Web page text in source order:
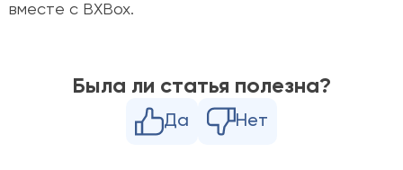
вместе с BXBox.
Была ли статья полезна?
Да Нет